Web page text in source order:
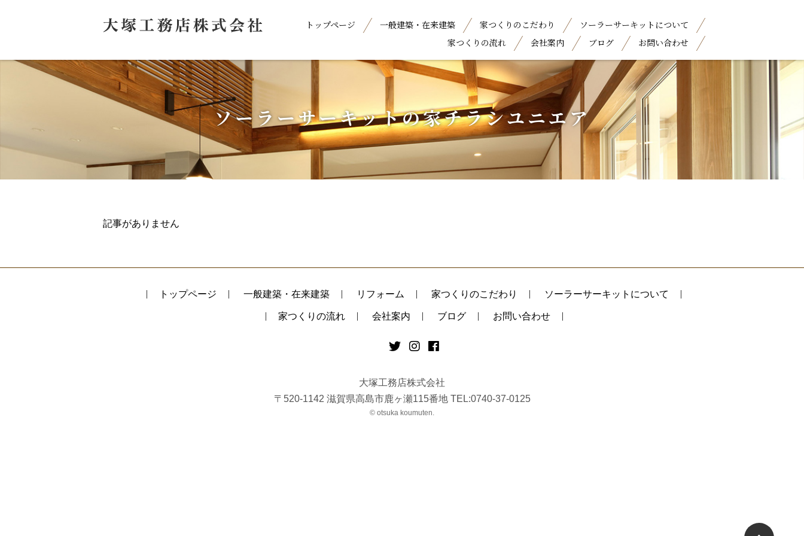
トップページ 一般建築・在来建築 家つくりのこだわり
ソーラーサーキットについて
家つくりの流れ
会社案内 ブログ お問い合わせ
ソーラーサーキットの家チラシユニエア
記事がありません
トップページ 一般建築・在来建築 リフォーム 家つくりのこだわり ソーラーサーキットについて
家つくりの流れ 会社案内 ブログ お問い合わせ
大塚工務店株式会社
〒520-1142 滋賀県高島市鹿ヶ瀬115番地 TEL:0740-37-0125
© otsuka koumuten.